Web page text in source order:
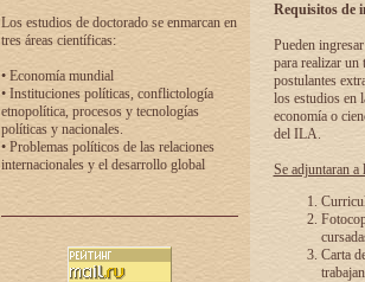
Los estudios de doctorado se enmarcan en
tres áreas científicas:
• Economía mundial
• Instituciones políticas, conflictología
etnopolítica, procesos y tecnologías
políticas y nacionales.
• Problemas políticos de las relaciones
internacionales y el desarrollo global
Requisitos de
Pueden
para realizar un
postulantes
los estudios en
economía o
del ILA.
Se adjuntaran a
Carta